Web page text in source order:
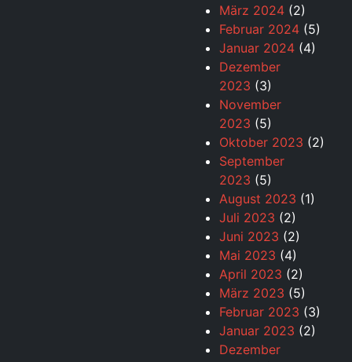
März 2024 (2)
Februar 2024 (5)
Januar 2024 (4)
Dezember
2023 (3)
November
2023 (5)
Oktober 2023 (2)
September
2023 (5)
August 2023 (1)
Juli 2023 (2)
Juni 2023 (2)
Mai 2023 (4)
April 2023 (2)
März 2023 (5)
Februar 2023 (3)
Januar 2023 (2)
Dezember